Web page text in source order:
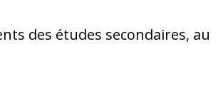
des études secondaires, au